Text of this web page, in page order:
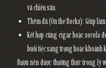
và chiều sâu.
Thêm đá (On the Rocks): Giúp
Kết hợp cùng cigar hoặc socola
buổi tiệc sang trọng hoặc khoảnh
Rượu nên được thưởng thức trong ly